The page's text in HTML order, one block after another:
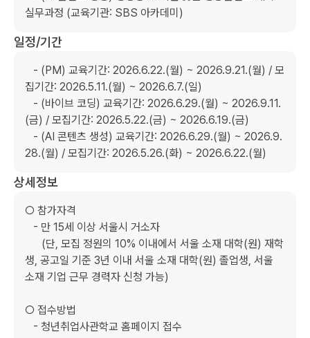
실무과정 (교육기관: SBS 아카데미)
일정/기간
집기간: 2026.5.11.(월) ~ 2026.6.7.(일)
(금) / 모집기간: 2026.5.22.(금) ~ 2026.6.19.(금)
28.(월) / 모집기간: 2026.5.26.(화) ~ 2026.6.22.(월)
상세정보
○ 참가자격
생, 공고일 기준 3년 이내 서울 소재 대학(원) 졸업생, 서울
소재 기업 근무 경력자 신청 가능)
○ 접수방법